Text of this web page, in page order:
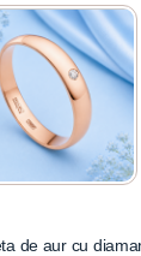
de aur cu